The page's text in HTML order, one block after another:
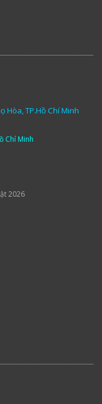
Hòa, TP.Hồ Chí Minh
Chí Minh
2026